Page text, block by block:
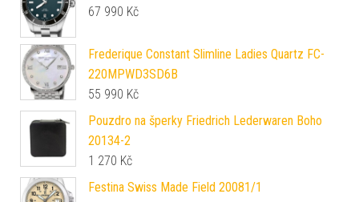
67 990 Kč
Frederique Constant Slimline Ladies Quartz FC-
220MPWD3SD6B
55 990 Kč
Pouzdro na šperky Friedrich Lederwaren Boho
20134-2
1 270 Kč
Festina Swiss Made Field 20081/1